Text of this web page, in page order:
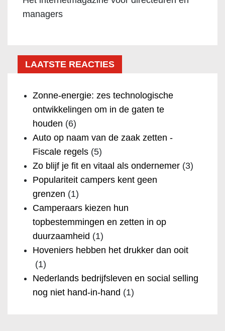
managers
LAATSTE REACTIES
Zonne-energie: zes technologische
ontwikkelingen om in de gaten te
houden (6)
Auto op naam van de zaak zetten -
Fiscale regels (5)
Zo blijf je fit en vitaal als ondernemer (3)
Populariteit campers kent geen
grenzen (1)
Camperaars kiezen hun
topbestemmingen en zetten in op
duurzaamheid (1)
Hoveniers hebben het drukker dan ooit
(1)
Nederlands bedrijfsleven en social selling
nog niet hand-in-hand (1)